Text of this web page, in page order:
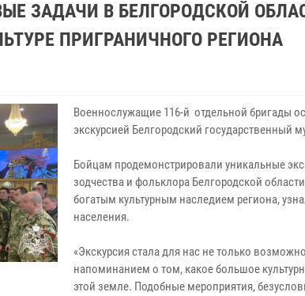
ЗАДАЧИ В БЕЛГОРОДСКОЙ
ПРИГРАНИЧНОГО РЕГИОНА
Военнослужащие 116-й отдельной бригады
экскурсией Белгородский государственный
Бойцам продемонстрировали уникальные
зодчества и фольклора Белгородской
богатым культурным наследием региона,
населения.
«Экскурсия стала для нас не только
напоминанием о том, какое большое
этой земле. Подобные мероприятия,